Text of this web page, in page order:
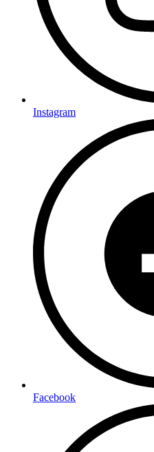
Instagram
Facebook